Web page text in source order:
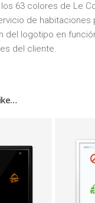
63 colores de Le
de habitaciones
del logotipo en
del cliente.